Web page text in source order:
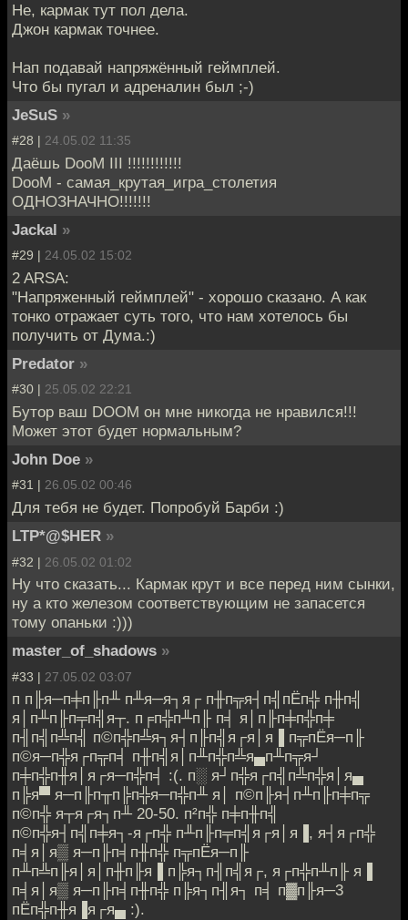
Не, кармак тут пол дела.
Джон кармак точнее.
Нап подавай напряжённый геймплей.
Что бы пугал и адреналин был ;-)
JeSuS »
#28 | 24.05.02 11:35
Даёшь DooM III !!!!!!!!!!!!
DooM - самая_крутая_игра_столетия
ОДНОЗНАЧНО!!!!!!!
Jackal »
#29 | 24.05.02 15:02
2 ARSA:
"Напряженный геймплей" - хорошо сказано. А как
тонко отражает суть того, что нам хотелось бы
получить от Дума.:)
Predator »
#30 | 25.05.02 22:21
Бутор ваш DOOM он мне никогда не нравился!!!
Может этот будет нормальным?
John Doe »
#31 | 26.05.02 00:46
Для тебя не будет. Попробуй Барби :)
LTP*@$HER »
#32 | 26.05.02 01:02
Ну что сказать... Кармак крут и все перед ним сынки,
ну а кто железом соответствующим не запасется
тому опаньки :)))
master_of_shadows »
#33 | 27.05.02 03:07
п п╟я─п╪п╟п╨ п╨я─я┐я┌ п╫п╦я┤п╣пЁп╬ п╫п╣
я│п╨п╟п╤п╣я┬. п╒п╬п╨п╟ п╡ я│п╟п╪п╬п╪
п╢п╣п╩п╣ п©п╬п╩я┐я┤п╟п╣я┌я│я▐ п╦пЁя─п╟
п©я─п╬я┌п╦п╡ п╫п╣я│п╨п╬п╩я▄п╨п╦я┘
п╪п╬п╫я│я┌я─п╬п╡ :(. п░ я┘п╬я┌п╣п╩п╬я│я▄
п╠я▀ я─п╟п╥п╠п╬я─п╬п╨ я│ п©п╟я┤п╨п╟п╪п╦
п©п╬ я┬я┌я┐п╨ 20-50. п²п╬ п╪п╫п╣
п©п╬я┤п╣п╪я┐-я┌п╬ п╨п╟п╤п╣я┌я│я▐, я┤я┌п╬
п╡я│я▒ я─п╟п╡п╫п╬ п╦пЁя─п╟
п╨п╩п╟я│я│п╫п╟я▐ п╠я┐п╢п╣я┌, я┌п╬п╨п╟ я▐
п╡я│я▒ я─п╟п╡п╫п╬ п╠я┐п╢я┐ п╡ п▓п╟я─3
пЁп╬п╫я▐я┌я▄ :).